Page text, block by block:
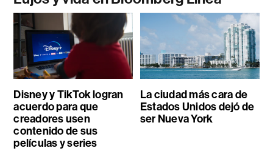
Disney y TikTok logran
acuerdo para que
creadores usen
contenido de sus
películas y series
La ciudad más cara de
Estados Unidos dejó de
ser Nueva York